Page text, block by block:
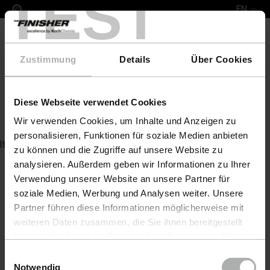
TEST
Zustimmung Details Über Cookies
Diese Webseite verwendet Cookies
Wir verwenden Cookies, um Inhalte und Anzeigen zu
personalisieren, Funktionen für soziale Medien anbieten
zu können und die Zugriffe auf unsere Website zu
analysieren. Außerdem geben wir Informationen zu Ihrer
Verwendung unserer Website an unsere Partner für
soziale Medien, Werbung und Analysen weiter. Unsere
Partner führen diese Informationen möglicherweise mit
weiteren Daten zusammen, die Sie ihnen bereitgestellt
Einstellungen zu den Cookies finden Sie unter
Notwendig
EN
Leather Colour DFM Sp. z o.o.
Item not found